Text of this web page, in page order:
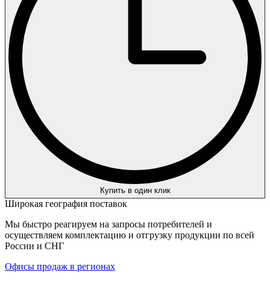
Купить в один клик
Широкая география поставок
Мы быстро реагируем на запросы потребителей и
осуществляем комплектацию и отгрузку продукции по всей
России и СНГ
Офисы продаж в регионах